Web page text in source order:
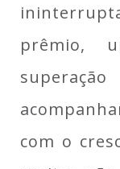
prêmio,
com o